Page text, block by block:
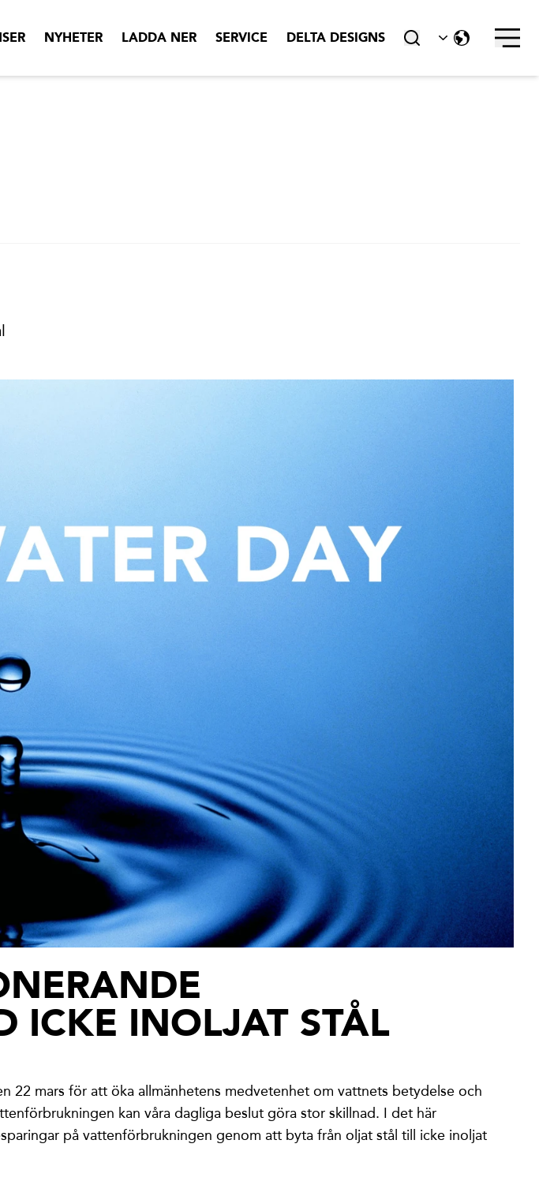
NYHETER LADDA NER SERVICE DELTA DESIGNS Stäng ner
ICKE INOLJAT STÅL
22 mars för att öka allmänhetens medvetenhet om vattnets betydelse och
kan våra dagliga beslut göra stor skillnad. I det här
på vattenförbrukningen genom att byta från oljat stål till icke inoljat